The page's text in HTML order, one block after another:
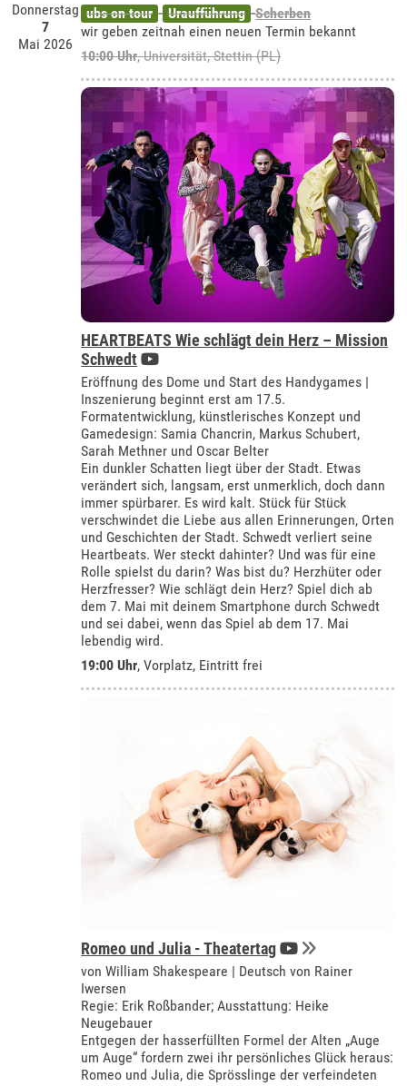
Donnerstag
7
Mai 2026
ubs on tour Uraufführung Scherben
wir geben zeitnah einen neuen Termin bekannt
10:00 Uhr,Universität, Stettin (PL)
HEARTBEATS Wie schlägt dein Herz – Mission
Schwedt
Eröffnung des Dome und Start des Handygames |
Inszenierung beginnt erst am 17.5.
Formatentwicklung, künstlerisches Konzept und
Gamedesign: Samia Chancrin, Markus Schubert,
Sarah Methner und Oscar Belter
Ein dunkler Schatten liegt über der Stadt. Etwas
verändert sich, langsam, erst unmerklich, doch dann
immer spürbarer. Es wird kalt. Stück für Stück
verschwindet die Liebe aus allen Erinnerungen, Orten
und Geschichten der Stadt. Schwedt verliert seine
Heartbeats. Wer steckt dahinter? Und was für eine
Rolle spielst du darin? Was bist du? Herzhüter oder
Herzfresser? Wie schlägt dein Herz? Spiel dich ab
dem 7. Mai mit deinem Smartphone durch Schwedt
und sei dabei, wenn das Spiel ab dem 17. Mai
lebendig wird.
19:00 Uhr, Vorplatz, Eintritt frei
Romeo und Julia - Theatertag
von William Shakespeare | Deutsch von Rainer
Iwersen
Regie: Erik Roßbander; Ausstattung: Heike
Neugebauer
Entgegen der hasserfüllten Formel der Alten „Auge
um Auge“ fordern zwei ihr persönliches Glück heraus:
Romeo und Julia, die Sprösslinge der verfeindeten